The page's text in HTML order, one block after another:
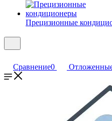
Прецизионные
Сравнение0